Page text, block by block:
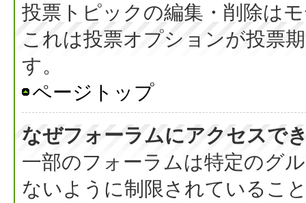
投票トピックの編集・削除は
これは投票オプションが投票
す。
ページトップ
なぜフォーラムにアクセスで
一部のフォーラムは特定のグ
ないように制限されているこ